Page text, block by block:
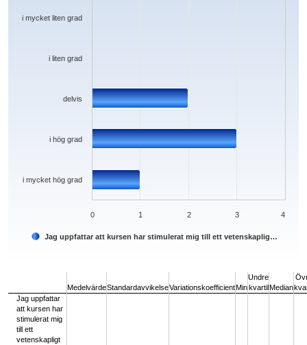
Jag uppfattar att kursen har stimulerat mig till ett vetenskaplig…
i mycket hög grad
i hög grad
delvis
i liten grad
i mycket liten grad
0 1 2 3 4
MedelvärdeStandardavvikelseVariationskoefficientMin
Undre
kvartilMedian
Jag uppfattar
att kursen har
stimulerat mig
till ett
vetenskapligt